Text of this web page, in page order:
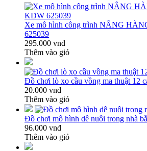
Xe mô hình công trình NÂNG
625039
295.000 vnđ
Thêm vào giỏ
Đồ chơi lò xo cầu vồng ma thuật 12
20.000 vnđ
Thêm vào giỏ
Đồ chơi mô hình dê nuôi trong nhà
96.000 vnđ
Thêm vào giỏ